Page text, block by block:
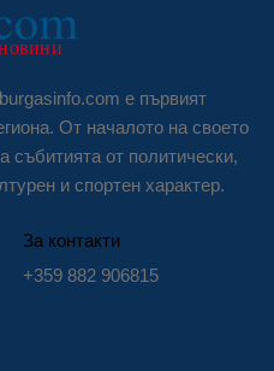
е първият
От началото на своето
събитията от политически,
и спортен характер.
За контакти
+359 882 906815